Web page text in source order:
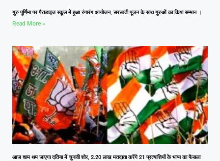
गुरु पूर्णिमा पर पैराडाइज स्कूल में हुआ रंगारंग आयोजन, सरस्वती पूजन के साथ गुरुओं का किया सम्मान ।
Read More »
आज शाम थम जाएगा दतिया में चुनावी शोर, 2.20 लाख मतदाता करेंगे 21 प्रत्याशियों के भाग्य का फैसला